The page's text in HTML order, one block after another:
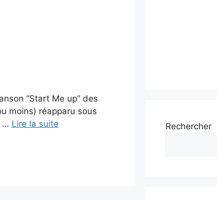
“Start Me up” des
moins) réapparu sous
… Lire la suite
Rechercher